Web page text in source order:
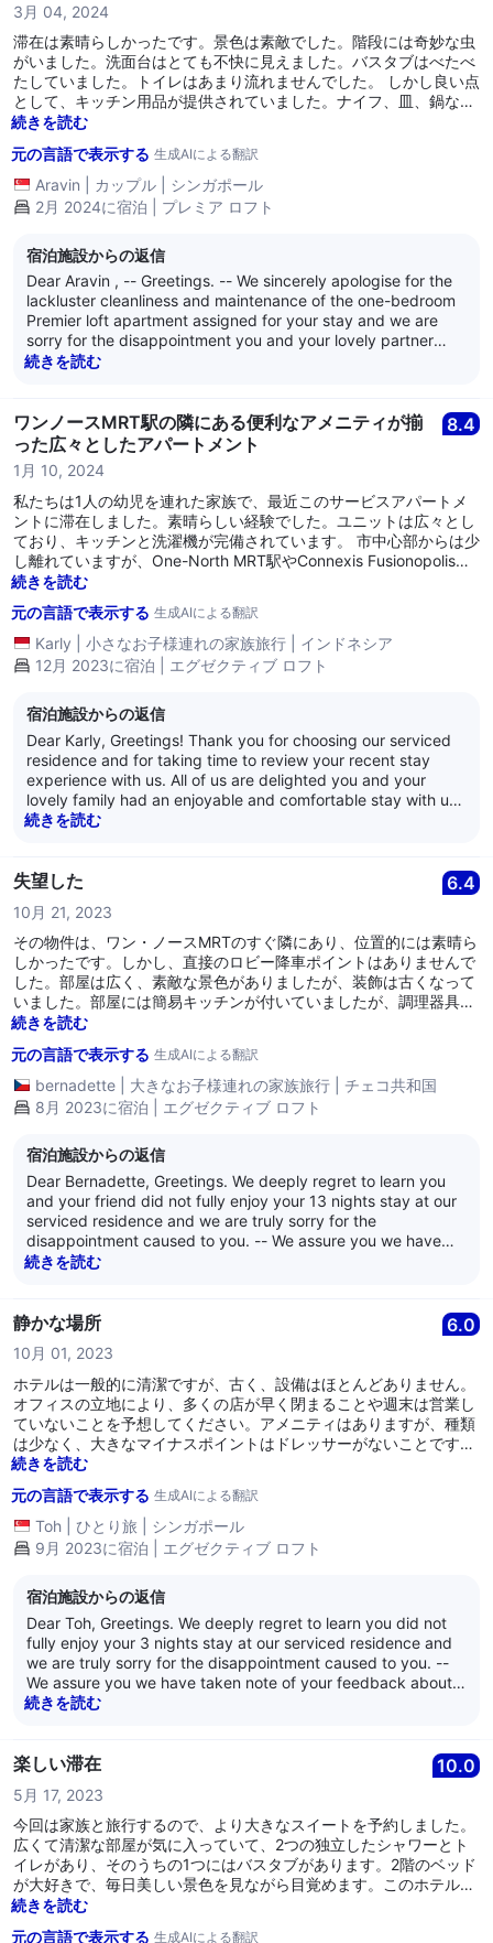
privilege of hosting your lovely family and you at our
serviced residence, and we earnestly look forward to
welcoming you back for more enjoyable and comfortable
stays at our serviced residence. – We are at your service,
and we wish all of you well. ----- Kind regards, -- The
management of Citadines Fusionopolis Singapore
3月 04, 2024
滞在は素晴らしかったです。景色は素敵でした。階段には奇妙な虫
がいました。洗面台はとても不快に見えました。バスタブはべたべ
たしていました。トイレはあまり流れませんでした。 しかし良い点
として、キッチン用品が提供されていました。ナイフ、皿、鍋な
ど。ベッドとソファは快適でした。支払う価格に対して十分でし
続きを読む
元の言語で表示する 生成AIによる翻訳
Aravin カップル
シンガポール
2月 2024に宿泊 | プレミア ロフト
宿泊施設からの返信
Dear Aravin , -- Greetings. -- We sincerely apologise for the
lackluster cleanliness and maintenance of the one-bedroom
Premier loft apartment assigned for your stay and we are
sorry for the disappointment you and your lovely partner
experienced. -- Please be assured we will trace your
carried out. -- All of us sincerely hope you and your lovely
partner will give us another chance to welcome you back as
we truly wish to create a better stay experience for you. --
We are at your service, and we wish both of you well. -- Kind
regards,-- The management of Citadines Fusionopolis
Singapore
続きを読む
ワンノースMRT駅の隣にある便利なアメニティが揃
った広々としたアパートメント
8.4
1月 10, 2024
私たちは1人の幼児を連れた家族で、最近このサービスアパートメ
ントに滞在しました。素晴らしい経験でした。ユニットは広々とし
ており、キッチンと洗濯機が完備されています。 市中心部からは少
し離れていますが、One-North MRT駅やConnexis Fusionopolis
Oneモールに近いことは、通勤や買い物にとって大きな利点です。
モールにはスーパーマーケット（コールドストレージ）、フードコ
ート、様々なレストランがありますが、店舗は午後9時に閉まるた
め、週末は静かになる傾向があります。 全体として、特にスペース
や基本的なアメニティを重視する人にとって、快適で便利な選択肢
です。
続きを読む
元の言語で表示する 生成AIによる翻訳
Karly 小さなお子様連れの家族旅行
インドネシア
12月 2023に宿泊 | エグゼクティブ ロフト
宿泊施設からの返信
Dear Karly, Greetings! Thank you for choosing our serviced
residence and for taking time to review your recent stay
experience with us. All of us are delighted you and your
lovely family had an enjoyable and comfortable stay with us,
and you like the ambiance and spaciousness of the 17th
residence’s location convenient due to our proximity to many
eateries, a supermarket, and having One North MRT station
within the same building complex. -- All of us truly enjoyed
being of service to you and your lovely family, and all of us
earnestly look forward to welcoming you back soon. We are
at your service, and we wish all of you well. Thank you for
your valued support. -- Kind regards, The management of
Citadines Fusionopolis Singapore
続きを読む
失望した 6.4
10月 21, 2023
その物件は、ワン・ノースMRTのすぐ隣にあり、位置的には素晴ら
しかったです。しかし、直接のロビー降車ポイントはありませんで
した。部屋は広く、素敵な景色がありましたが、装飾は古くなって
いました。部屋には簡易キッチンが付いていましたが、調理器具は
ほとんどがノンスティックで、傷だらけでした。私たちは全く料理
に、洗面台は金属製で、少し変でした。ハウスキーピングは隔日
で、まあまあでした。部屋には洗濯機があり、乾燥ラックも用意さ
れていました。ロビーのコーヒーマシンからのコーヒーはひどかっ
たです。長期滞在者（1ヶ月以上）のためのグラブ＆ゴーの朝食
でのビジネスがあるなら、立地は良いですが、スペースの制限があ
るため、1週間以上の荷物預かりサービスは提供していないので注
意が必要です。総合的には、まあまあの滞在でしたが、支払った価
格には見合わないと思いました。ホテルの隣にあるイタリアンレス
トランは試す価値があります。
続きを読む
元の言語で表示する 生成AIによる翻訳
bernadette 大きなお子様連れの家族旅行
チェコ共和国
8月 2023に宿泊 | エグゼクティブ ロフト
宿泊施設からの返信
Dear Bernadette, Greetings. We deeply regret to learn you
and your friend did not fully enjoy your 13 nights stay at our
serviced residence and we are truly sorry for the
disappointment caused to you. -- We assure you we have
taken note of your feedback on the various matters, and we
the cookware with our colleagues in the relevant department
sincerely hope to welcome you and your friend back, giving
us an opportunity to create a better stay experience for you.
We are at your service, and we wish both of you well. Thank
you. -- Kind regards, The management of Citadines
Fusionopolis Singapore
続きを読む
静かな場所 6.0
10月 01, 2023
ホテルは一般的に清潔ですが、古く、設備はほとんどありません。
オフィスの立地により、多くの店が早く閉まることや週末は営業し
ていないことを予想してください。アメニティはありますが、種類
は少なく、大きなマイナスポイントはドレッサーがないことです。
長期滞在のビジネス旅行者にはより適しています。無料駐車場はあ
りません。
続きを読む
元の言語で表示する 生成AIによる翻訳
Toh ひとり旅
シンガポール
9月 2023に宿泊 | エグゼクティブ ロフト
宿泊施設からの返信
Dear Toh, Greetings. We deeply regret to learn you did not
fully enjoy your 3 nights stay at our serviced residence and
we are truly sorry for the disappointment caused to you. --
We assure you we have taken note of your feedback about
the condition of the 18th level one-bedroom Executive loft
they can review improvement plans. In the meantime, our
Engineering team will inspect the apartment and carry out
the needed corrective works. -- All of us sincerely hope you
will give us a chance to welcome you back as we truly wish
to create a better stay experience for you. Thank you for
giving us the pleasure and privilege of hosting you at our
serviced residence. – We wish you well. -- Thank you. – Kind
regards, The management of Citadines Fusionopolis
Singapore
続きを読む
楽しい滞在 10.0
5月 17, 2023
今回は家族と旅行するので、より大きなスイートを予約しました。
広くて清潔な部屋が気に入っていて、2つの独立したシャワーとト
イレがあり、そのうちの1つにはバスタブがあります。2階のベッド
が大好きで、毎日美しい景色を見ながら目覚めます。このホテルが
私のお気に入りリストから外れた唯一の理由は、残念ながらトイレ
続きを読む
元の言語で表示する 生成AIによる翻訳